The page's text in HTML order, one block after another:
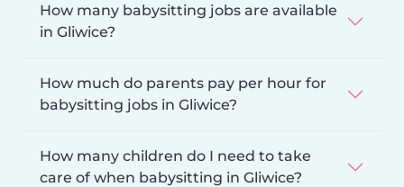
How many babysitting jobs are available
in Gliwice?
How much do parents pay per hour for
babysitting jobs in Gliwice?
How many children do I need to take
care of when babysitting in Gliwice?